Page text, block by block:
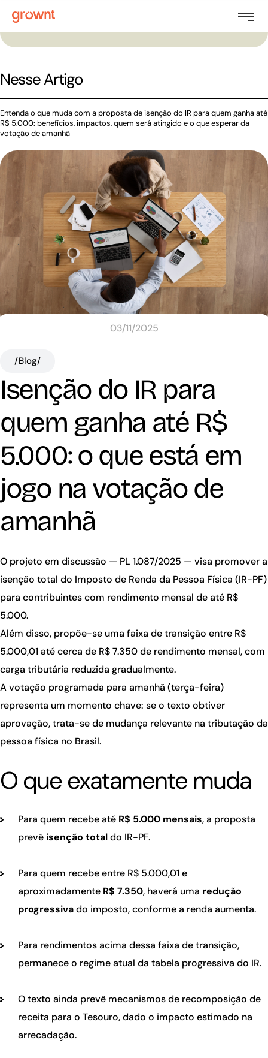
Nesse Artigo
Entenda o que muda com a proposta de isenção do IR para quem ganha até
R$ 5.000: benefícios, impactos, quem será atingido e o que esperar da
votação de amanhã
03/11/2025
/Blog/
Isenção do IR para
quem ganha até R$
5.000: o que está em
jogo na votação de
amanhã
O projeto em discussão — PL 1.087/2025 — visa promover a
isenção total do Imposto de Renda da Pessoa Física (IR-PF)
para contribuintes com rendimento mensal de até R$
5.000.
Além disso, propõe-se uma faixa de transição entre R$
5.000,01 até cerca de R$ 7.350 de rendimento mensal, com
carga tributária reduzida gradualmente.
A votação programada para amanhã (terça-feira)
representa um momento chave: se o texto obtiver
aprovação, trata-se de mudança relevante na tributação da
pessoa física no Brasil.
O que exatamente muda
Para quem recebe até R$ 5.000 mensais, a proposta
prevê isenção totaldo IR-PF.
Para quem recebe entre R$ 5.000,01 e
aproximadamente R$ 7.350, haverá uma redução
progressivado imposto, conforme a renda aumenta.
Para rendimentos acima dessa faixa de transição,
permanece o regime atual da tabela progressiva do IR.
O texto ainda prevê mecanismos de recomposição de
receita para o Tesouro, dado o impacto estimado na
arrecadação.